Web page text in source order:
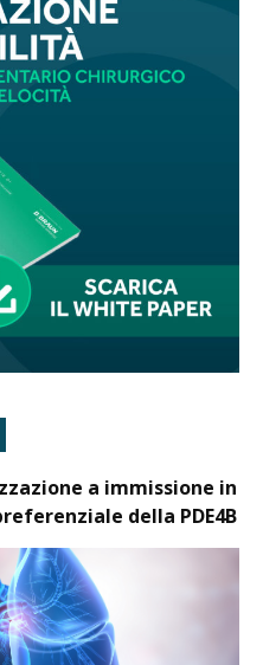
a immissione in
della PDE4B